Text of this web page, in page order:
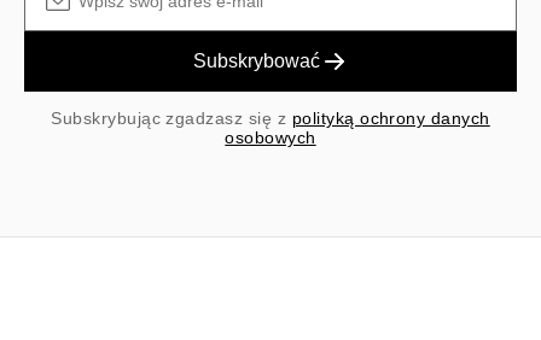
Subskrybować
Subskrybując zgadzasz się z polityką ochrony danych
osobowych